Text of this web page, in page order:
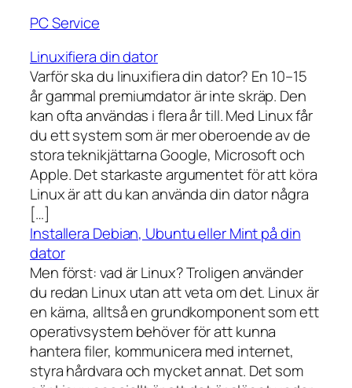
PC Service
Linuxifiera din dator
Varför ska du linuxifiera din dator? En 10–15
år gammal premiumdator är inte skräp. Den
kan ofta användas i flera år till. Med Linux får
du ett system som är mer oberoende av de
stora teknikjättarna Google, Microsoft och
Apple. Det starkaste argumentet för att köra
Linux är att du kan använda din dator några
[…]
Installera Debian, Ubuntu eller Mint på din
dator
Men först: vad är Linux? Troligen använder
du redan Linux utan att veta om det. Linux är
en kärna, alltså en grundkomponent som ett
operativsystem behöver för att kunna
hantera filer, kommunicera med internet,
styra hårdvara och mycket annat. Det som